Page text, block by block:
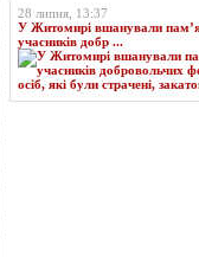
28 липня, 13:37
У Житомирі вшанували
учасників добр ...